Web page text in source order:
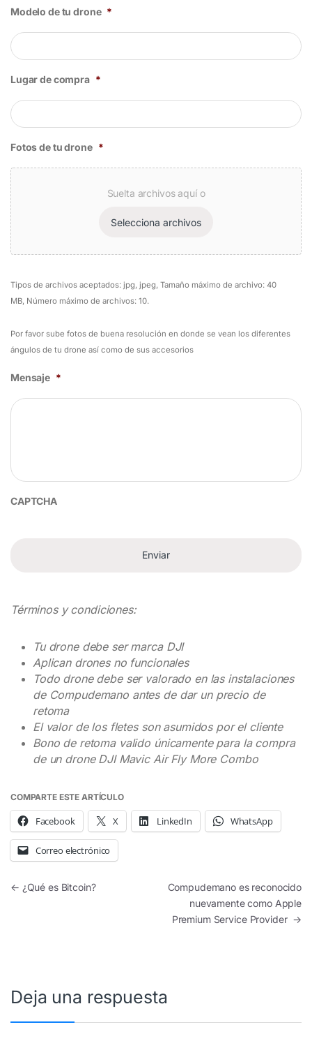
Modelo de tu drone *
Lugar de compra *
Fotos de tu drone *
Suelta archivos aquí o
Selecciona archivos
Tipos de archivos aceptados: jpg, jpeg, Tamaño máximo de archivo: 40
MB, Número máximo de archivos: 10.
Por favor sube fotos de buena resolución en donde se vean los diferentes
ángulos de tu drone así como de sus accesorios
Mensaje *
CAPTCHA
Términos y condiciones:
Tu drone debe ser marca DJI
Aplican drones no funcionales
Todo drone debe ser valorado en las instalaciones
de Compudemano antes de dar un precio de
retoma
El valor de los fletes son asumidos por el cliente
Bono de retoma valido únicamente para la compra
de un drone DJI Mavic Air Fly More Combo
COMPARTE ESTE ARTÍCULO
Facebook X LinkedIn WhatsApp
Correo electrónico
Navegación de entradas
← ¿Qué es Bitcoin?
Compudemano es reconocido
nuevamente como Apple
Premium Service Provider →
Deja una respuesta